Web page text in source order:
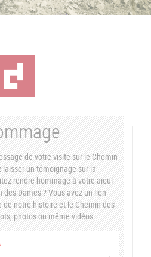
de votre visite sur le Chemin
un témoignage sur la
rendre hommage à votre aïeul
Dames ? Vous avez un lien
notre histoire et le Chemin des
photos ou même vidéos.
Vertical
Tabs